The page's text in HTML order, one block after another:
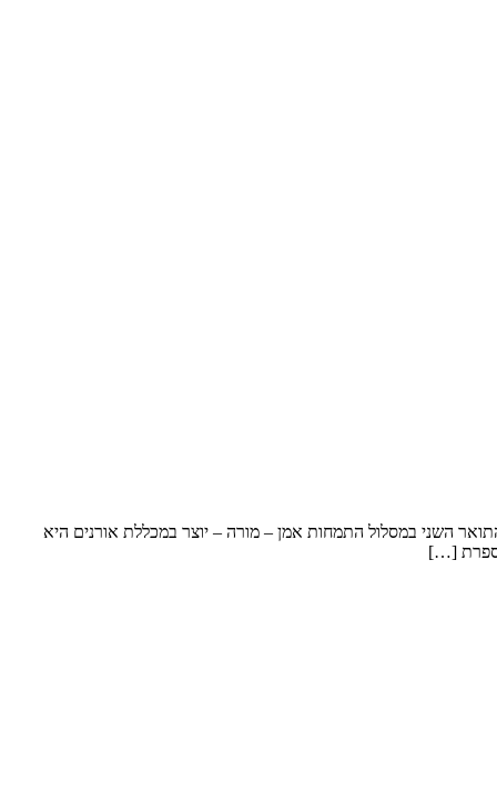
השני במסלול התמחות אמן – מורה – יוצר במכללת אורנים היא
[…]